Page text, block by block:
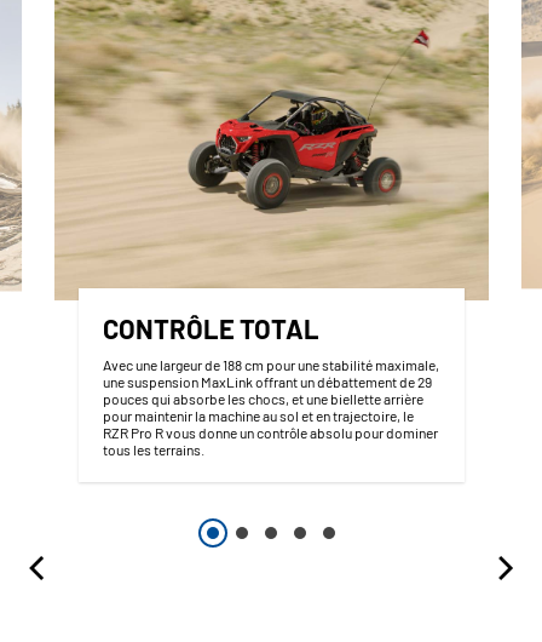
CONTRÔLE TOTAL
Avec une largeur de 188 cm pour une stabilité maximale,
une suspension MaxLink offrant un débattement de 29
pouces qui absorbe les chocs, et une biellette arrière
pour maintenir la machine au sol et en trajectoire, le
RZR Pro R vous donne un contrôle absolu pour dominer
tous les terrains.